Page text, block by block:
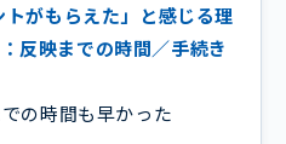
がもらえた」と感じる理
反映までの時間／手続き
の時間も早かった